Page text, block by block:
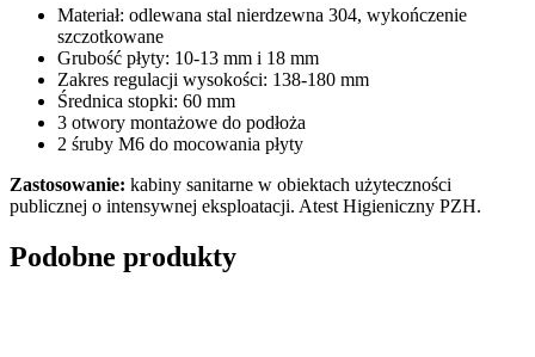
Materiał: odlewana stal nierdzewna 304, wykończenie
szczotkowane
Grubość płyty: 10-13 mm i 18 mm
Zakres regulacji wysokości: 138-180 mm
Średnica stopki: 60 mm
3 otwory montażowe do podłoża
2 śruby M6 do mocowania płyty
Zastosowanie: kabiny sanitarne w obiektach użyteczności
publicznej o intensywnej eksploatacji. Atest Higieniczny PZH.
Podobne produkty